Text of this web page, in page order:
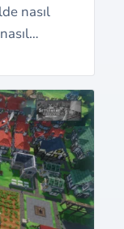
nasıl